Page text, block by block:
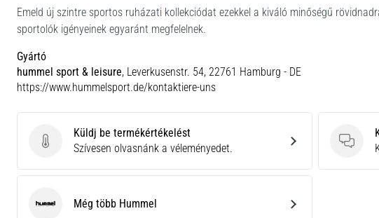
Emeld új szintre sportos ruházati kollekciódat ezekkel a kiváló minőségű
sportolók igényeinek egyaránt megfelelnek.
Gyártó
hummel sport & leisure, Leverkusenstr. 54, 22761 Hamburg - DE
https://www.hummelsport.de/kontaktiere-uns
Küldj be termékértékelést
Küldj be termékértékelést
Szívesen olvasnánk a véleményedet.
HummelMég több Hummel